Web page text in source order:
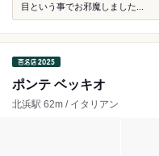
目という事でお邪魔しました...
ポンテ ベッキオ
北浜駅 62m / イタリアン